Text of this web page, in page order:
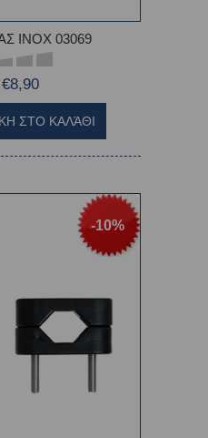
INOX 03069
€8,90
-10%